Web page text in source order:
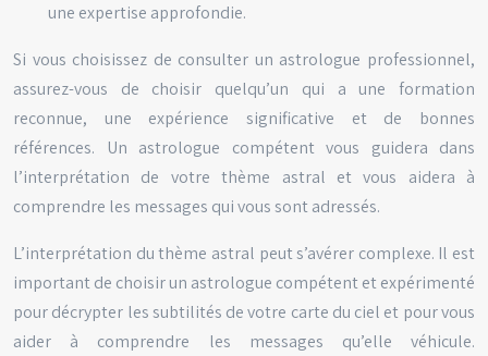
une expertise approfondie.
Si vous choisissez de consulter un astrologue professionnel,
assurez-vous de choisir quelqu’un qui a une formation
reconnue, une expérience significative et de bonnes
références. Un astrologue compétent vous guidera dans
l’interprétation de votre thème astral et vous aidera à
comprendre les messages qui vous sont adressés.
L’interprétation du thème astral peut s’avérer complexe. Il est
important de choisir un astrologue compétent et expérimenté
pour décrypter les subtilités de votre carte du ciel et pour vous
aider à comprendre les messages qu’elle véhicule.